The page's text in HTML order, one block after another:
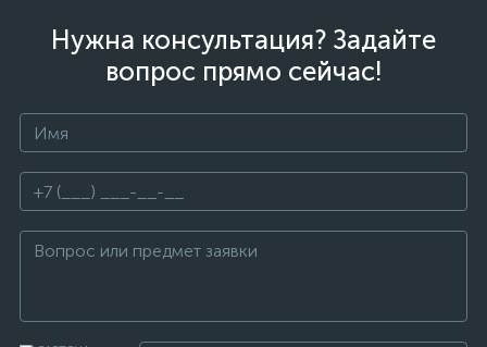
Нужна консультация? Задайте
вопрос прямо сейчас!